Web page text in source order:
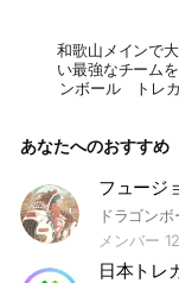
和歌山メインで
い最強なチーム
ンボール トレ
あなたへのおすすめ
フュージ
メンバー
日本トレ